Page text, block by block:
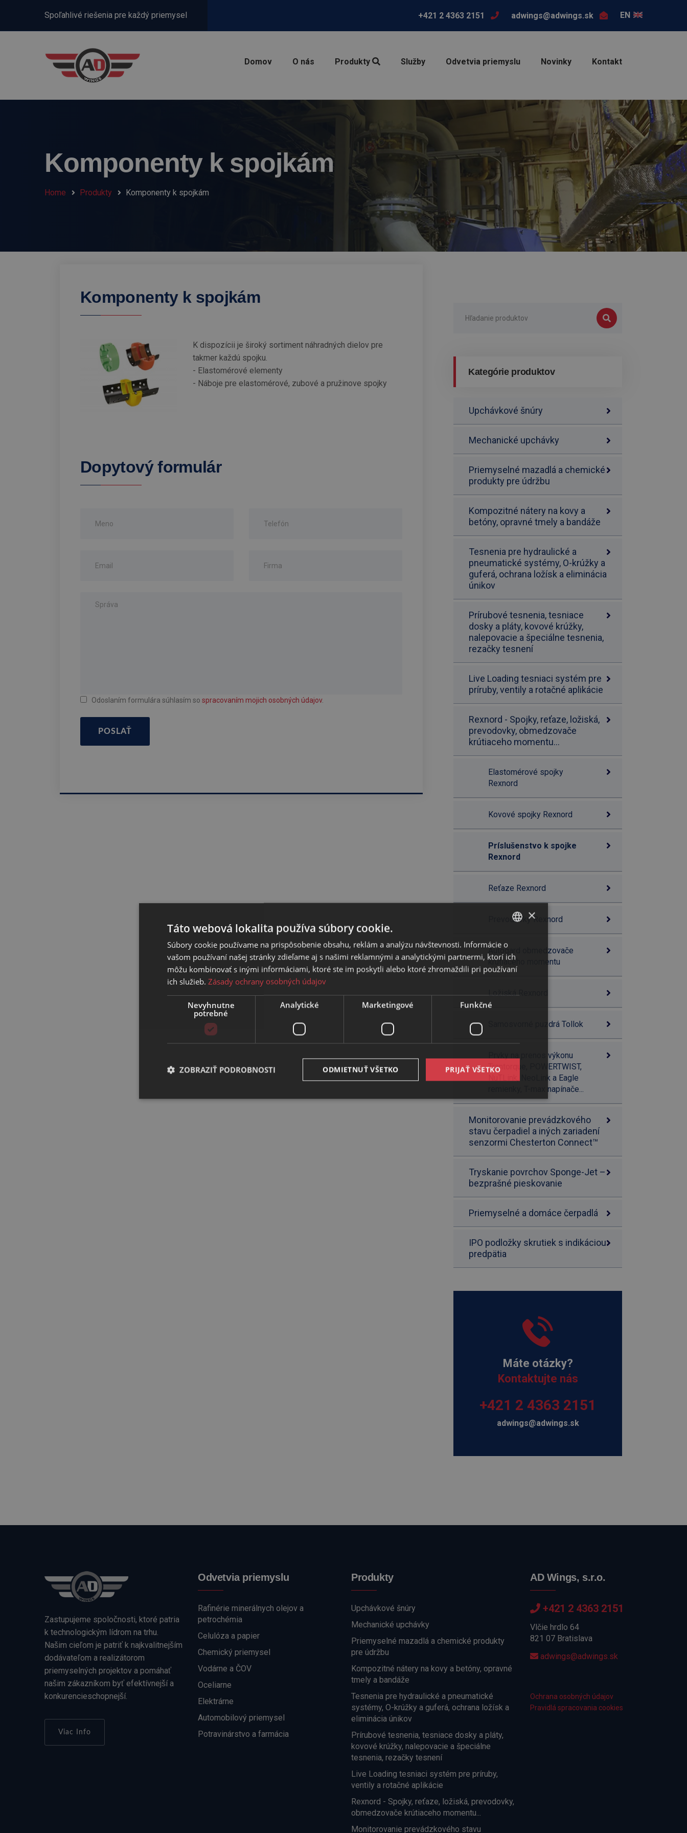
Spoľahlivé riešenia pre každý priemysel +421 2 4363 2151 adwings@adwings.sk EN
Domov O nás Produkty Služby Odvetvia priemyslu Novinky Kontakt
Komponenty k spojkám
Home Produkty Komponenty k spojkám
Komponenty k spojkám
K dispozícii je široký sortiment náhradných dielov pre
takmer každú spojku.
- Elastomérové elementy
- Náboje pre elastomérové, zubové a pružinove spojky
Dopytový formulár
Odoslaním formulára súhlasím so spracovaním mojich osobných údajov.
POSLAŤ
Kategórie produktov
Upchávkové šnúry
Mechanické upchávky
Priemyselné mazadlá a chemické
produkty pre údržbu
Kompozitné nátery na kovy a
betóny, opravné tmely a bandáže
Tesnenia pre hydraulické a
pneumatické systémy, O-krúžky a
guferá, ochrana ložísk a eliminácia
únikov
Prírubové tesnenia, tesniace
dosky a pláty, kovové krúžky,
nalepovacie a špeciálne tesnenia,
rezačky tesnení
Live Loading tesniaci systém pre
príruby, ventily a rotačné aplikácie
Rexnord - Spojky, reťaze, ložiská,
prevodovky, obmedzovače
krútiaceho momentu...
Elastomérové spojky
Rexnord
Kovové spojky Rexnord
Príslušenstvo k spojke
Rexnord
Reťaze Rexnord
Prevodovky Rexnord
Autogard obmedzovače
krútiaceho momentu
Ložiská Rexnord
Samosvorné puzdrá Tollok
Prvky na prenos výkonu
Trantorque, POWERTWIST,
NuTLink, NeoLink a Eagle
remienky, T-max napínače...
Monitorovanie prevádzkového
stavu čerpadiel a iných zariadení
senzormi Chesterton Connect™
Tryskanie povrchov Sponge-Jet –
bezprašné pieskovanie
Priemyselné a domáce čerpadlá
IPO podložky skrutiek s indikáciou
predpätia
Máte otázky?
Kontaktujte nás
+421 2 4363 2151
adwings@adwings.sk
Zastupujeme spoločnosti, ktoré patria
k technologickým lídrom na trhu.
Našim cieľom je patriť k najkvalitnejším
dodávateľom a realizátorom
priemyselných projektov a pomáhať
našim zákazníkom byť efektívnejší a
konkurencieschopnejší.
Viac Info
Odvetvia priemyslu
Rafinérie minerálnych olejov a
petrochémia
Celulóza a papier
Chemický priemysel
Vodárne a ČOV
Oceliarne
Elektrárne
Automobilový priemysel
Potravinárstvo a farmácia
Produkty
Upchávkové šnúry
Mechanické upchávky
Priemyselné mazadlá a chemické produkty
pre údržbu
Kompozitné nátery na kovy a betóny, opravné
tmely a bandáže
Tesnenia pre hydraulické a pneumatické
systémy, O-krúžky a guferá, ochrana ložísk a
eliminácia únikov
Prírubové tesnenia, tesniace dosky a pláty,
kovové krúžky, nalepovacie a špeciálne
tesnenia, rezačky tesnení
Live Loading tesniaci systém pre príruby,
ventily a rotačné aplikácie
Rexnord - Spojky, reťaze, ložiská, prevodovky,
obmedzovače krútiaceho momentu...
Monitorovanie prevádzkového stavu
AD Wings, s.r.o.
+421 2 4363 2151
Vlčie hrdlo 64
821 07 Bratislava
adwings@adwings.sk
Ochrana osobných údajov
Pravidlá spracovania cookies
SLOVAK
ENGLISH
×
Táto webová lokalita používa súbory cookie.
Súbory cookie používame na prispôsobenie obsahu, reklám a analýzu návštevnosti. Informácie o
vašom používaní našej stránky zdieľame aj s našimi reklamnými a analytickými partnermi, ktorí ich
môžu kombinovať s inými informáciami, ktoré ste im poskytli alebo ktoré zhromaždili pri používaní
ich služieb. Zásady ochrany osobných údajov
Nevyhnutne
potrebné
Analytické Marketingové Funkčné
PRIJAŤ VŠETKO
ODMIETNUŤ VŠETKO
ZOBRAZIŤ PODROBNOSTI